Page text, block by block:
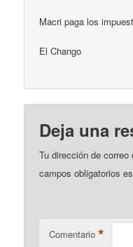
Macri paga los
El Chango
Deja una
Tu dirección de
campos obligatorios
Comentario *